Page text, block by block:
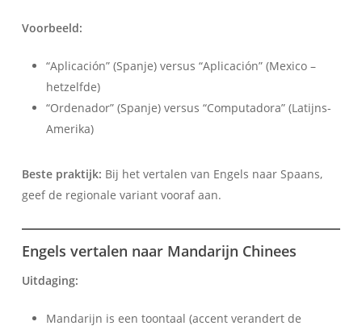
Voorbeeld:
“Aplicación” (Spanje) versus “Aplicación” (Mexico –
hetzelfde)
“Ordenador” (Spanje) versus “Computadora” (Latijns-
Amerika)
Beste praktijk: Bij het vertalen van Engels naar Spaans,
geef de regionale variant vooraf aan.
Engels vertalen naar Mandarijn Chinees
Uitdaging:
Mandarijn is een toontaal (accent verandert de